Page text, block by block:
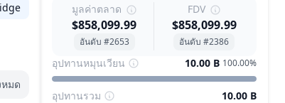
มด
มูลค่าตลาด
$858,099.99
อันดับ #2653
FDV
$858,099.99
อันดับ #2386
อุปทานหมุนเวียน 10.00 B 100.00%
อุปทานรวม
10.00 B